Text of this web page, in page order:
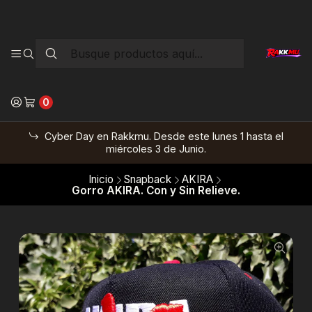
0
Cyber Day en Rakkmu. Desde este lunes 1 hasta el
miércoles 3 de Junio.
Inicio Snapback
AKIRA
Gorro AKIRA. Con y Sin Relieve.